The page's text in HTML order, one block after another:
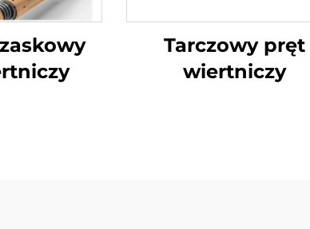
Tarczowy pręt
wiertniczy